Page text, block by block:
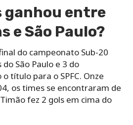
ganhou entre
e São Paulo?
do campeonato Sub-20
São Paulo e 3 do
título para o SPFC. Onze
os times se encontraram de
fez 2 gols em cima do